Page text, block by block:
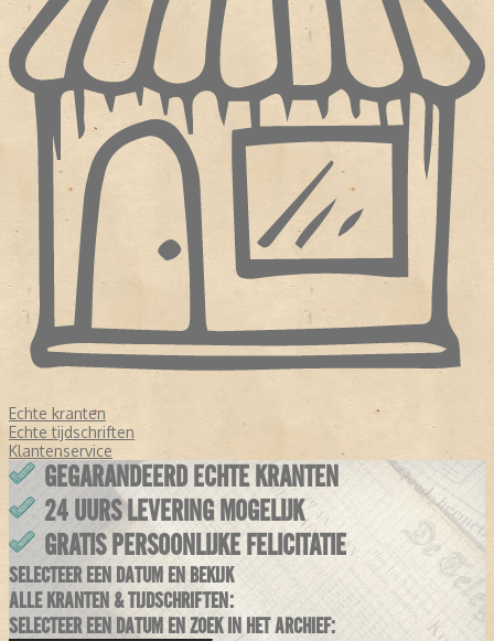
Echte kranten
Echte tijdschriften
Klantenservice
GEGARANDEERD ECHTE KRANTEN
24 UURS LEVERING MOGELIJK
GRATIS PERSOONLIJKE FELICITATIE
SELECTEER EEN DATUM EN BEKIJK
ALLE KRANTEN & TIJDSCHRIFTEN:
SELECTEER EEN DATUM EN ZOEK IN HET ARCHIEF: